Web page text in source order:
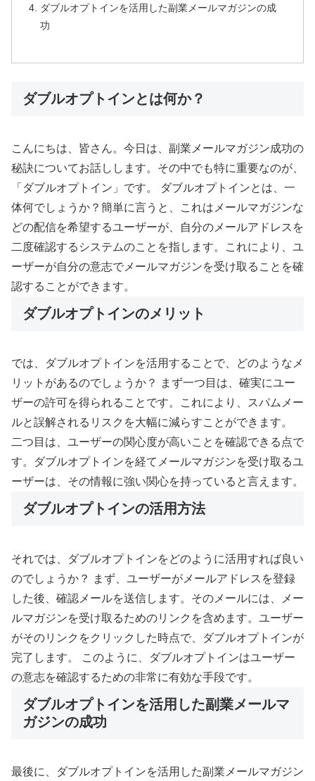
ダブルオプトインを活用した副業メールマガジンの成
功
ダブルオプトインとは何か？
こんにちは、皆さん。今日は、副業メールマガジン成功の
秘訣についてお話しします。その中でも特に重要なのが、
「ダブルオプトイン」です。 ダブルオプトインとは、一
体何でしょうか？簡単に言うと、これはメールマガジンな
どの配信を希望するユーザーが、自分のメールアドレスを
二度確認するシステムのことを指します。これにより、ユ
ーザーが自分の意志でメールマガジンを受け取ることを確
認することができます。
ダブルオプトインのメリット
では、ダブルオプトインを活用することで、どのようなメ
リットがあるのでしょうか？ まず一つ目は、確実にユー
ザーの許可を得られることです。これにより、スパムメー
ルと誤解されるリスクを大幅に減らすことができます。
二つ目は、ユーザーの関心度が高いことを確認できる点で
す。ダブルオプトインを経てメールマガジンを受け取るユ
ーザーは、その情報に強い関心を持っていると言えます。
ダブルオプトインの活用方法
それでは、ダブルオプトインをどのように活用すれば良い
のでしょうか？ まず、ユーザーがメールアドレスを登録
した後、確認メールを送信します。そのメールには、メー
ルマガジンを受け取るためのリンクを含めます。ユーザー
がそのリンクをクリックした時点で、ダブルオプトインが
完了します。 このように、ダブルオプトインはユーザー
の意志を確認するための非常に有効な手段です。
ダブルオプトインを活用した副業メールマ
ガジンの成功
最後に、ダブルオプトインを活用した副業メールマガジン